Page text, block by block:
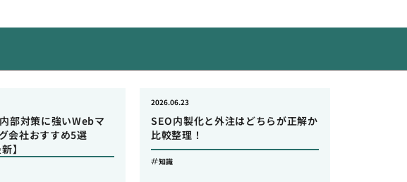
部対策に強いWebマ
会社おすすめ5選
】
SEO内製化と外注はどちらが正解か
比較整理！
2026.06.23
知識